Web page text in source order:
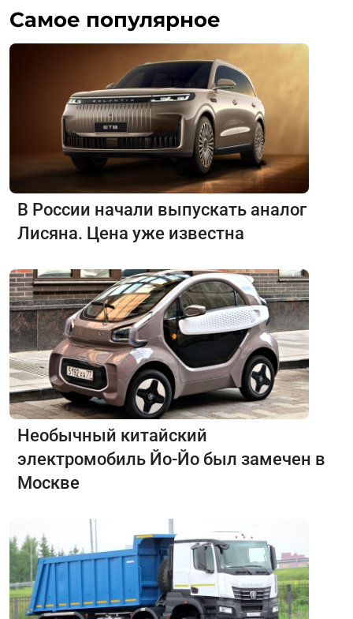
Самое популярное
В России начали выпускать аналог
Лисяна. Цена уже известна
Необычный китайский
электромобиль Йо-Йо был замечен в
Москве